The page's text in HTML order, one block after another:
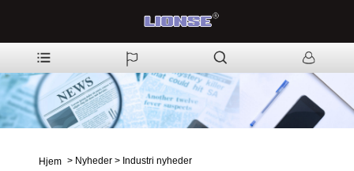
Hjem > Nyheder > Industri nyheder